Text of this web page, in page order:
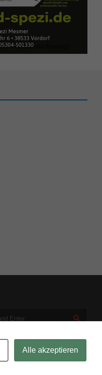
Alle akzeptieren